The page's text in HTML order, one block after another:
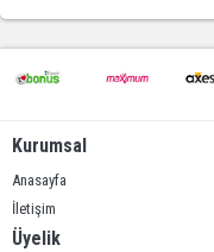
Kurumsal
Anasayfa
İletişim
Üyelik